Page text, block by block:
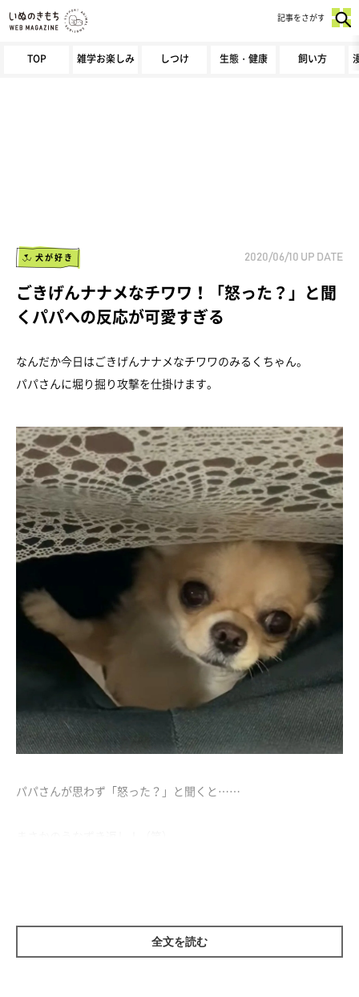
TOP 雑学お楽しみ しつけ 生態・健康 飼い方
記事をさがす
犬が好き 2020/06/10 UP DATE
ごきげんナナメなチワワ！「怒った？」と聞
くパパへの反応が可愛すぎる
なんだか今日はごきげんナナメなチワワのみるくちゃん。
パパさんに堀り掘り攻撃を仕掛けます。
パパさんが思わず「怒った？」と聞くと……
全文を読む